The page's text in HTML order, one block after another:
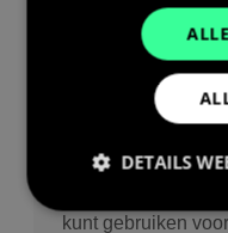
De beschikbare
batterij in de
lager dan de
beeld van de
het essentieel om
kunt gebruiken
DETAILS